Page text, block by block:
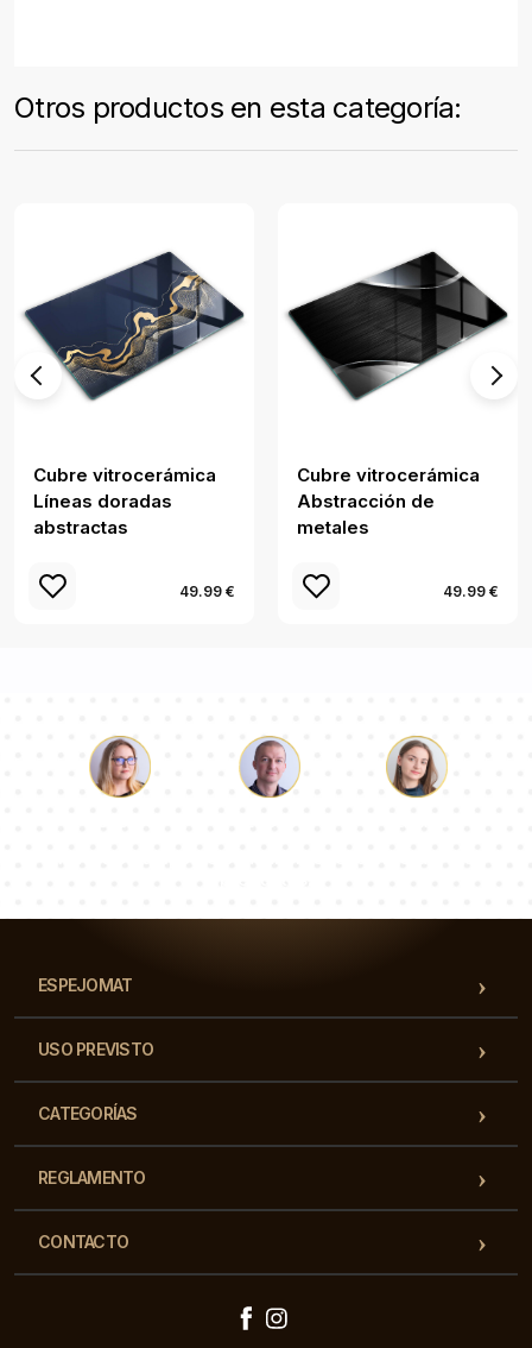
Otros productos en esta categoría:
Cubre vitrocerámica
Líneas doradas
abstractas
49.99 €
Cubre vitrocerámica
Abstracción de
metales
49.99 €
ESPEJOMAT
USO PREVISTO
CATEGORÍAS
REGLAMENTO
CONTACTO